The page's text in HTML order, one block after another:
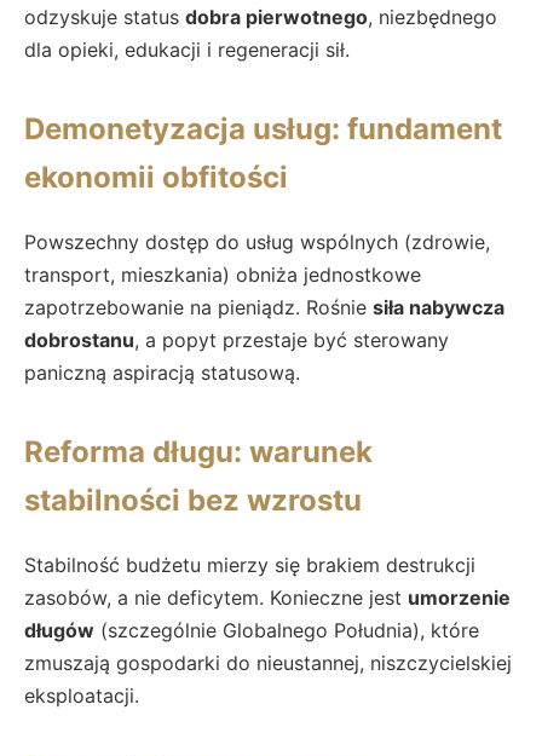
odzyskuje status dobra pierwotnego, niezbędnego
dla opieki, edukacji i regeneracji sił.
Demonetyzacja usług: fundament
ekonomii obfitości
Powszechny dostęp do usług wspólnych (zdrowie,
transport, mieszkania) obniża jednostkowe
zapotrzebowanie na pieniądz. Rośnie siła nabywcza
dobrostanu, a popyt przestaje być sterowany
paniczną aspiracją statusową.
Reforma długu: warunek
stabilności bez wzrostu
Stabilność budżetu mierzy się brakiem destrukcji
zasobów, a nie deficytem. Konieczne jest umorzenie
długów (szczególnie Globalnego Południa), które
zmuszają gospodarki do nieustannej, niszczycielskiej
eksploatacji.